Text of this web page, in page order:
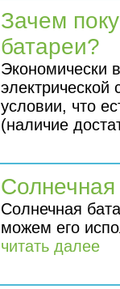
Зачем
батареи?
Экономически
электрической
условии, что
(наличие
Солнечная
Солнечная
можем его
читать далее